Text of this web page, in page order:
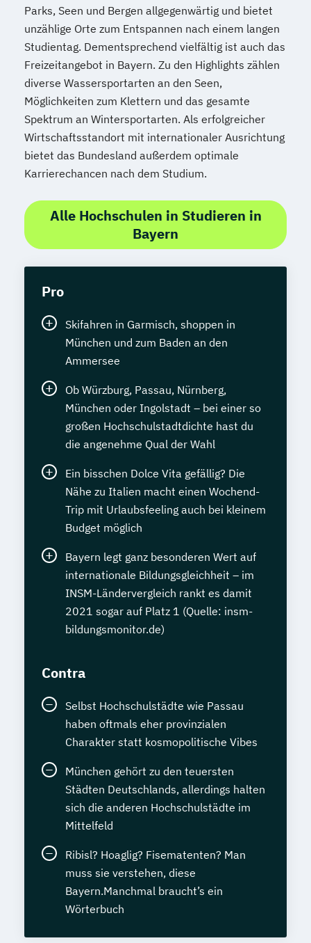
Parks, Seen und Bergen allgegenwärtig und bietet
unzählige Orte zum Entspannen nach einem langen
Studientag. Dementsprechend vielfältig ist auch das
Freizeitangebot in Bayern. Zu den Highlights zählen
diverse Wassersportarten an den Seen,
Möglichkeiten zum Klettern und das gesamte
Spektrum an Wintersportarten. Als erfolgreicher
Wirtschaftsstandort mit internationaler Ausrichtung
bietet das Bundesland außerdem optimale
Karrierechancen nach dem Studium.
Alle Hochschulen in Studieren in
Bayern
Pro
Skifahren in Garmisch, shoppen in
München und zum Baden an den
Ammersee
Ob Würzburg, Passau, Nürnberg,
München oder Ingolstadt – bei einer so
großen Hochschulstadtdichte hast du
die angenehme Qual der Wahl
Ein bisschen Dolce Vita gefällig? Die
Nähe zu Italien macht einen Wochend-
Trip mit Urlaubsfeeling auch bei kleinem
Budget möglich
Bayern legt ganz besonderen Wert auf
internationale Bildungsgleichheit – im
INSM-Ländervergleich rankt es damit
2021 sogar auf Platz 1 (Quelle: insm-
bildungsmonitor.de)
Contra
Selbst Hochschulstädte wie Passau
haben oftmals eher provinzialen
Charakter statt kosmopolitische Vibes
München gehört zu den teuersten
Städten Deutschlands, allerdings halten
sich die anderen Hochschulstädte im
Mittelfeld
Ribisl? Hoaglig? Fisematenten? Man
muss sie verstehen, diese
Bayern.Manchmal braucht’s ein
Wörterbuch